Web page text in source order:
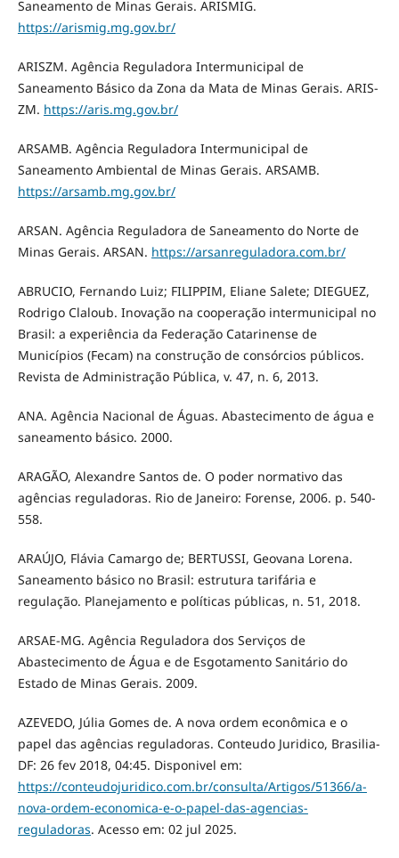
Saneamento de Minas Gerais. ARISMIG.
https://arismig.mg.gov.br/
ARISZM. Agência Reguladora Intermunicipal de
Saneamento Básico da Zona da Mata de Minas Gerais. ARIS-
ZM. https://aris.mg.gov.br/
ARSAMB. Agência Reguladora Intermunicipal de
Saneamento Ambiental de Minas Gerais. ARSAMB.
https://arsamb.mg.gov.br/
ARSAN. Agência Reguladora de Saneamento do Norte de
Minas Gerais. ARSAN. https://arsanreguladora.com.br/
ABRUCIO, Fernando Luiz; FILIPPIM, Eliane Salete; DIEGUEZ,
Rodrigo Claloub. Inovação na cooperação intermunicipal no
Brasil: a experiência da Federação Catarinense de
Municípios (Fecam) na construção de consórcios públicos.
Revista de Administração Pública, v. 47, n. 6, 2013.
ANA. Agência Nacional de Águas. Abastecimento de água e
saneamento básico. 2000.
ARAGÃO, Alexandre Santos de. O poder normativo das
agências reguladoras. Rio de Janeiro: Forense, 2006. p. 540-
558.
ARAÚJO, Flávia Camargo de; BERTUSSI, Geovana Lorena.
Saneamento básico no Brasil: estrutura tarifária e
regulação. Planejamento e políticas públicas, n. 51, 2018.
ARSAE-MG. Agência Reguladora dos Serviços de
Abastecimento de Água e de Esgotamento Sanitário do
Estado de Minas Gerais. 2009.
AZEVEDO, Júlia Gomes de. A nova ordem econômica e o
papel das agências reguladoras. Conteudo Juridico, Brasilia-
DF: 26 fev 2018, 04:45. Disponivel em:
https://conteudojuridico.com.br/consulta/Artigos/51366/a-
nova-ordem-economica-e-o-papel-das-agencias-
reguladoras. Acesso em: 02 jul 2025.